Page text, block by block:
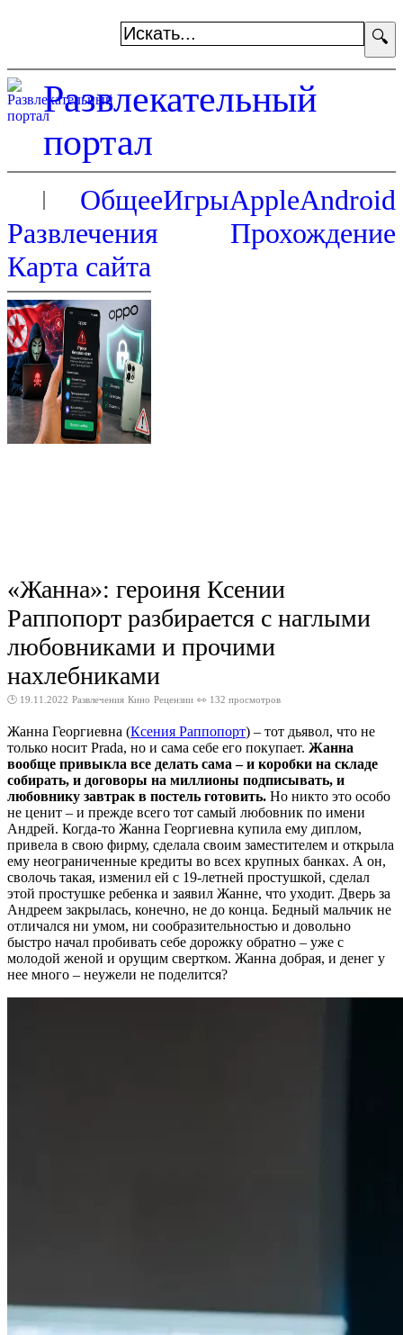
🔍
Развлекательный
портал
ОбщееИгрыAppleAndroid
Развлечения
Прохождение
Карта сайта
«Жанна»: героиня Ксении
Раппопорт разбирается с наглыми
любовниками и прочими
нахлебниками
🕑 19.11.2022 Развлечения Кино Рецензии 👀 132 просмотров
Жанна Георгиевна (Ксения Раппопорт) – тот дьявол, что не
только носит Prada, но и сама себе его покупает. Жанна
вообще привыкла все делать сама – и коробки на складе
собирать, и договоры на миллионы подписывать, и
любовнику завтрак в постель готовить. Но никто это особо
не ценит – и прежде всего тот самый любовник по имени
Андрей. Когда-то Жанна Георгиевна купила ему диплом,
привела в свою фирму, сделала своим заместителем и открыла
ему неограниченные кредиты во всех крупных банках. А он,
сволочь такая, изменил ей с 19-летней простушкой, сделал
этой простушке ребенка и заявил Жанне, что уходит. Дверь за
Андреем закрылась, конечно, не до конца. Бедный мальчик не
отличался ни умом, ни сообразительностью и довольно
быстро начал пробивать себе дорожку обратно – уже с
молодой женой и орущим свертком. Жанна добрая, и денег у
нее много – неужели не поделится?